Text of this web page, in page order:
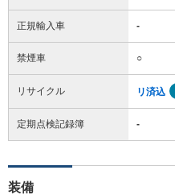
正規輸入車 -
禁煙車 ○
リサイクル リ済込
定期点検記録簿 -
装備